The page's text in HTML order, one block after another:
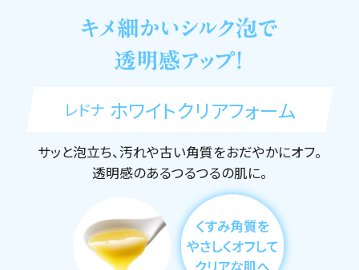
レドナ ホワイトクリアフォーム
サッと泡立ち、汚れや古い角質をおだやかにオフ。
透明感のあるつるつるの肌に。